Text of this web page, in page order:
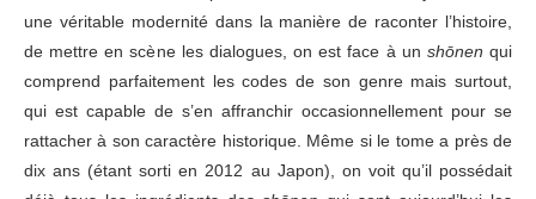
une véritable modernité dans la manière de raconter l’histoire,
de mettre en scène les dialogues, on est face à un shōnenqui
comprend parfaitement les codes de son genre mais surtout,
qui est capable de s’en affranchir occasionnellement pour se
rattacher à son caractère historique. Même si le tome a près de
dix ans (étant sorti en 2012 au Japon), on voit qu’il possédait